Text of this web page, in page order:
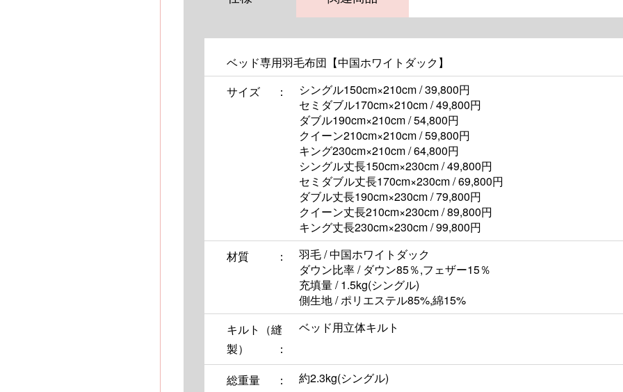
ベッド専用羽毛布団【中国ホワイトダック】
サイズ
シングル150cm×210cm / 39,800円
セミダブル170cm×210cm / 49,800円
ダブル190cm×210cm / 54,800円
クイーン210cm×210cm / 59,800円
キング230cm×210cm / 64,800円
シングル丈長150cm×230cm / 49,800円
セミダブル丈長170cm×230cm / 69,800円
ダブル丈長190cm×230cm / 79,800円
クイーン丈長210cm×230cm / 89,800円
キング丈長230cm×230cm / 99,800円
材質
羽毛 / 中国ホワイトダック
ダウン比率 / ダウン85％,フェザー15％
充填量 / 1.5kg(シングル)
側生地 / ポリエステル85%,綿15%
キルト（縫
製）
ベッド用立体キルト
総重量
約2.3kg(シングル)